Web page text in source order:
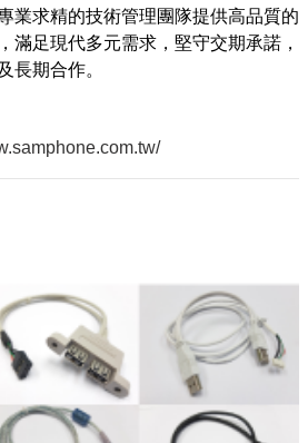
業求精的技術管理團隊提供高品質的
滿足現代多元需求，堅守交期承諾，